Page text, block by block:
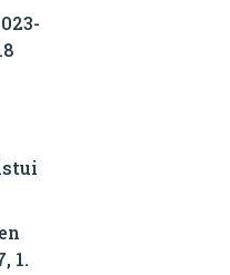
1.